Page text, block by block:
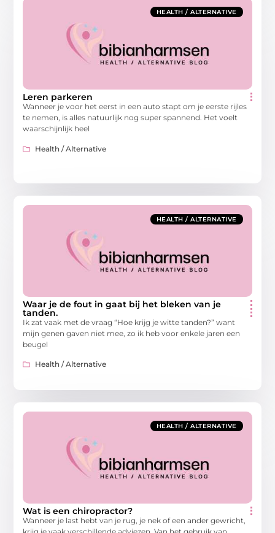
HEALTH / ALTERNATIVE
Leren parkeren
Wanneer je voor het eerst in een auto stapt om je eerste rijles
te nemen, is alles natuurlijk nog super spannend. Het voelt
waarschijnlijk heel
Health / Alternative
HEALTH / ALTERNATIVE
Waar je de fout in gaat bij het bleken van je
tanden.
Ik zat vaak met de vraag “Hoe krijg je witte tanden?” want
mijn genen gaven niet mee, zo ik heb voor enkele jaren een
beugel
Health / Alternative
HEALTH / ALTERNATIVE
Wat is een chiropractor?
Wanneer je last hebt van je rug, je nek of een ander gewricht,